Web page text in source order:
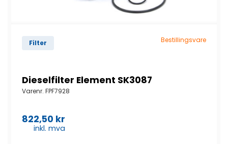
Filter Bestillingsvare
Dieselfilter Element SK3087
Varenr. FPF7928
822,50 kr
inkl. mva